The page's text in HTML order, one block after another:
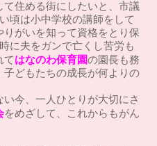
住める街にしたいと、市議
頃は小中学校の講師をして
がいを知って資格をとり保
に夫をガンで亡くし苦労も
てはなのわ保育園の園長も務
どもたちの成長が何よりの
今、一人ひとりが大切にさ
をめざして、これからもがん